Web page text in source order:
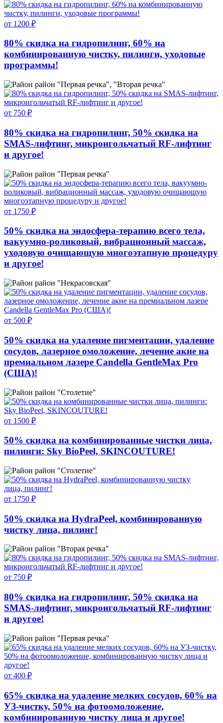
от 1200 ₽
80% скидка на гидропилинг, 60% на
комбинированную чистку, пилинги, уходовые
программы!
район "Первая речка", "Вторая речка"
от 750 ₽
80% скидка на гидропилинг, 50% скидка на
SMAS-лифтинг, микроигольчатый RF-лифтинг
и другое!
район "Первая речка"
от 1750 ₽
50% скидка на эндосфера-терапию всего тела,
вакуумно-роликовый, вибрационный массаж,
уходовую очищающую многоэтапную процедуру
и другое!
район "Некрасовская"
от 500 ₽
50% скидка на удаление пигментации, удаление
сосудов, лазерное омоложение, лечение акне на
премиальном лазере Candella GentleMax Pro
(США)!
район "Столетие"
от 1500 ₽
50% скидка на комбинированные чистки лица,
пилинги: Sky BioPeel, SKINCOUTURE!
район "Столетие"
от 1750 ₽
50% скидка на HydraPeel, комбинированную
чистку лица, пилинг!
район "Вторая речка"
от 750 ₽
80% скидка на гидропилинг, 50% скидка на
SMAS-лифтинг, микроигольчатый RF-лифтинг
и другое!
район "Первая речка"
от 400 ₽
65% скидка на удаление мелких сосудов, 60% на
УЗ-чистку, 50% на фотоомоложение,
комбинированную чистку лица и другое!